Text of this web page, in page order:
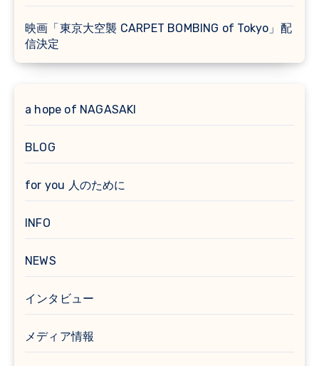
映画「東京大空襲 CARPET BOMBING of Tokyo」配
信決定
a hope of NAGASAKI
BLOG
for you 人のために
INFO
NEWS
インタビュー
メディア情報